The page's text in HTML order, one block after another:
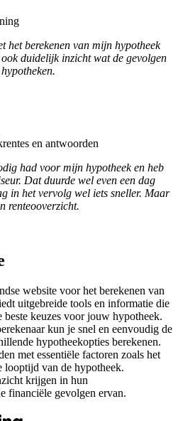
het berekenen van mijn hypotheek
duidelijk inzicht wat de gevolgen
en antwoorden
had voor mijn hypotheek en heb
Dat duurde wel even een dag
in het vervolg wel iets sneller. Maar
renteooverzicht.
website voor het berekenen van
uitgebreide tools en informatie die
keuzes voor jouw hypotheek.
kun je snel en eenvoudig de
hypotheekopties berekenen.
met essentiële factoren zoals het
looptijd van de hypotheek.
krijgen in hun
financiële gevolgen ervan.